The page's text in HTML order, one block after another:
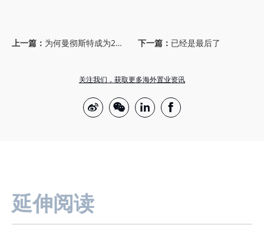
上一篇： 为何曼彻斯特成为2023年英国置业热点？ 下一篇： 已经是最后了
关注我们，获取更多海外置业资讯
延伸阅读